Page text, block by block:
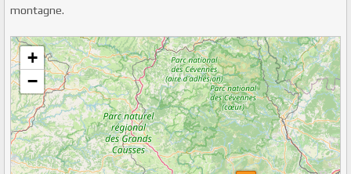
montagne.
Veuillez patienter pendant le chargement de la carte...
+
−